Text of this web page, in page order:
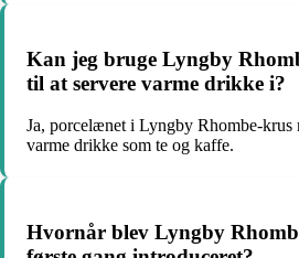
Kan jeg bruge Lyngby
til at servere varme drikke i?
Ja, porcelænet i Lyngby Rhombe-krus
varme drikke som te og kaffe.
Hvornår blev Lyngby